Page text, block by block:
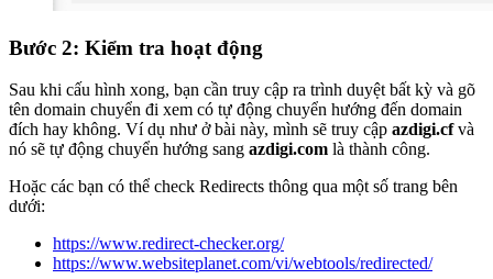
Bước 2: Kiểm tra hoạt động
Sau khi cấu hình xong, bạn cần truy cập ra trình duyệt bất kỳ và gõ
tên domain chuyển đi xem có tự động chuyển hướng đến domain
đích hay không. Ví dụ như ở bài này, mình sẽ truy cập azdigi.cfvà
nó sẽ tự động chuyển hướng sang azdigi.com là thành công.
Hoặc các bạn có thể check Redirects thông qua một số trang bên
dưới:
https://www.redirect-checker.org/
https://www.websiteplanet.com/vi/webtools/redirected/